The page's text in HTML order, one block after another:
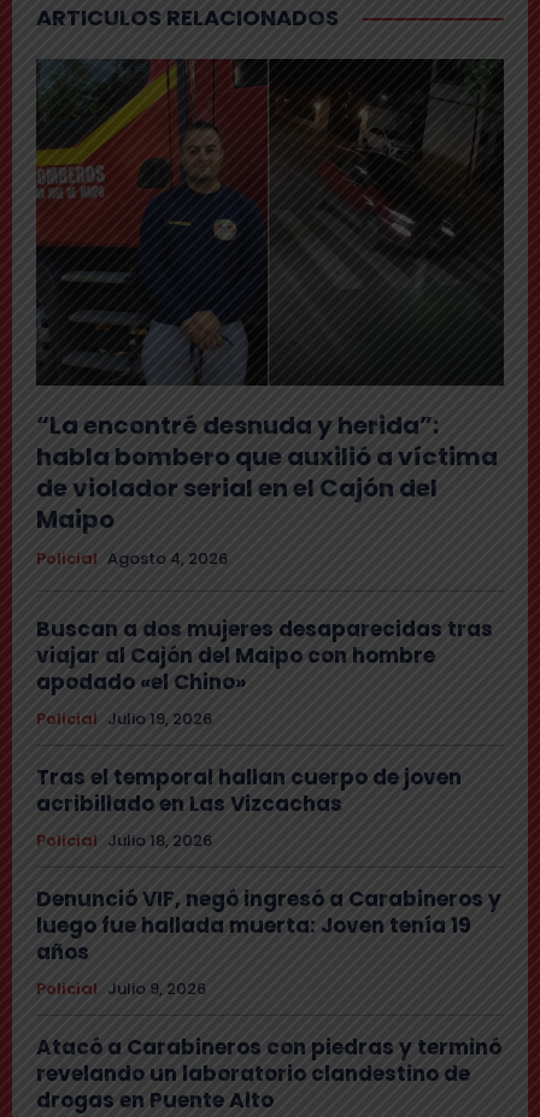
ARTICULOS RELACIONADOS
“La encontré desnuda y herida”:
habla bombero que auxilió a víctima
de violador serial en el Cajón del
Maipo
Policial Agosto 4, 2026
Buscan a dos mujeres desaparecidas tras
viajar al Cajón del Maipo con hombre
apodado «el Chino»
Policial Julio 19, 2026
Tras el temporal hallan cuerpo de joven
acribillado en Las Vizcachas
Policial Julio 18, 2026
Denunció VIF, negó ingresó a Carabineros y
luego fue hallada muerta: Joven tenía 19
años
Policial Julio 9, 2026
Atacó a Carabineros con piedras y terminó
revelando un laboratorio clandestino de
drogas en Puente Alto